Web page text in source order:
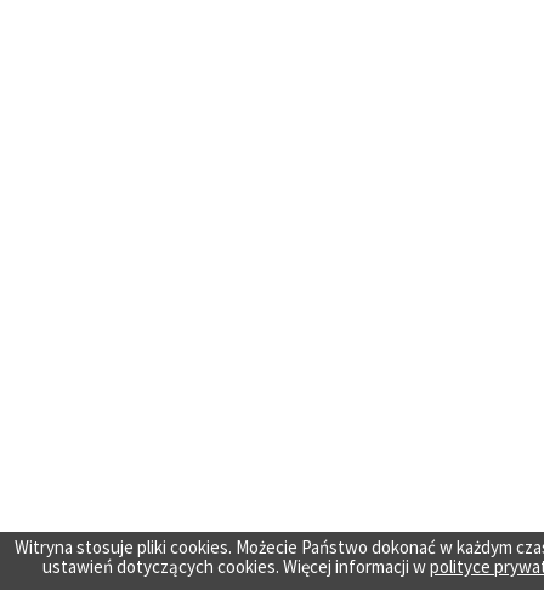
Witryna stosuje pliki cookies. Możecie Państwo dokonać w każdym
ustawień dotyczących cookies. Więcej informacji wpolityce